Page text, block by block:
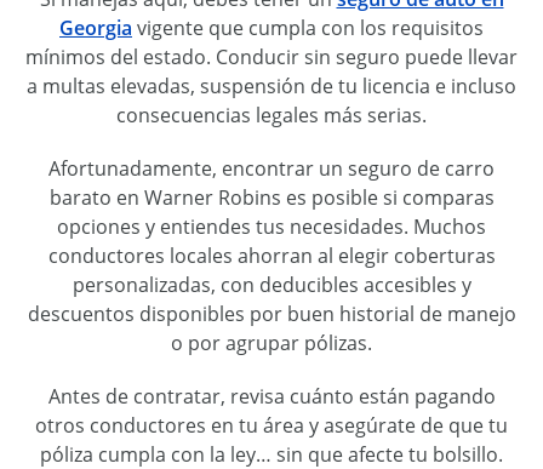
Georgia vigente que cumpla con los requisitos
mínimos del estado. Conducir sin seguro puede llevar
a multas elevadas, suspensión de tu licencia e incluso
consecuencias legales más serias.
Afortunadamente, encontrar un seguro de carro
barato en Warner Robins es posible si comparas
opciones y entiendes tus necesidades. Muchos
conductores locales ahorran al elegir coberturas
personalizadas, con deducibles accesibles y
descuentos disponibles por buen historial de manejo
o por agrupar pólizas.
Antes de contratar, revisa cuánto están pagando
otros conductores en tu área y asegúrate de que tu
póliza cumpla con la ley… sin que afecte tu bolsillo.